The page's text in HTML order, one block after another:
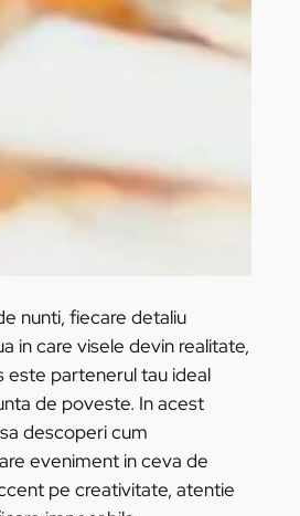
nunti, fiecare detaliu
in care visele devin realitate,
este partenerul tau ideal
de poveste. In acest
descoperi cum
eveniment in ceva de
pe creativitate, atentie